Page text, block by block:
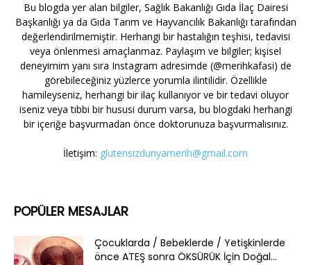
Bu blogda yer alan bilgiler, Sağlık Bakanlığı Gıda İlaç Dairesi
Başkanlığı ya da Gıda Tarım ve Hayvancılık Bakanlığı tarafından
değerlendirilmemiştir. Herhangi bir hastalığın teşhisi, tedavisi
veya önlenmesi amaçlanmaz. Paylaşım ve bilgiler; kişisel
deneyimim yanı sıra Instagram adresimde (@merihkafasi) de
görebileceğiniz yüzlerce yorumla ilintilidir. Özellikle
hamileyseniz, herhangi bir ilaç kullanıyor ve bir tedavi oluyor
iseniz veya tıbbi bir hususi durum varsa, bu blogdaki herhangi
bir içeriğe başvurmadan önce doktorunuza başvurmalısınız.
İletişim: glutensizdunyamerih@gmail.com
POPÜLER MESAJLAR
Çocuklarda / Bebeklerde / Yetişkinlerde
önce ATEŞ sonra ÖKSÜRÜK İçin Doğal...